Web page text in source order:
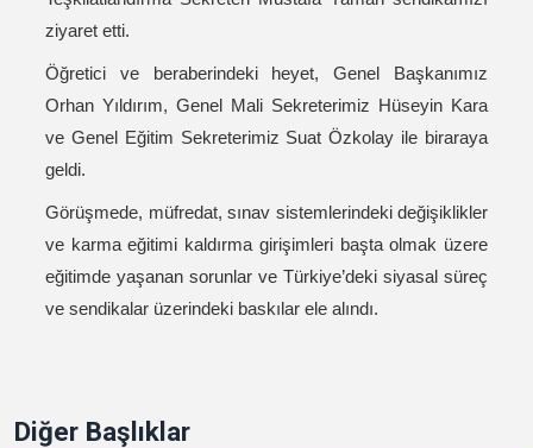
Diğer Başlıklar
ziyaret etti.
Öğretici ve beraberindeki heyet, Genel Başkanımız
Orhan Yıldırım, Genel Mali Sekreterimiz Hüseyin Kara
ve Genel Eğitim Sekreterimiz Suat Özkolay ile biraraya
geldi.
Görüşmede, müfredat, sınav sistemlerindeki değişiklikler
ve karma eğitimi kaldırma girişimleri başta olmak üzere
eğitimde yaşanan sorunlar ve Türkiye’deki siyasal süreç
ve sendikalar üzerindeki baskılar ele alındı.